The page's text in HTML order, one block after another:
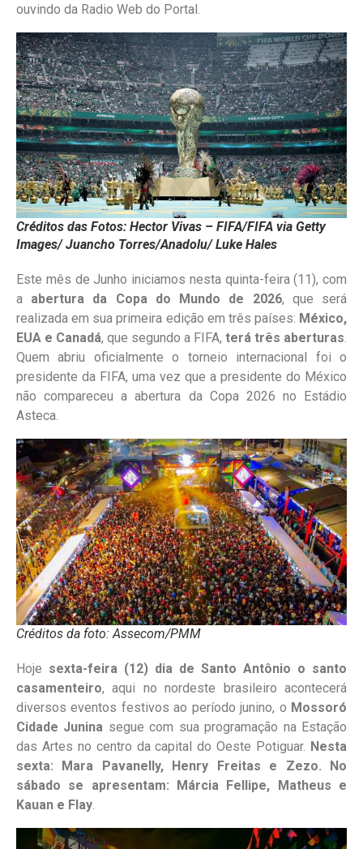
ouvindo da Radio Web do Portal.
Créditos das Fotos: Hector Vivas – FIFA/FIFA via Getty
Images/ Juancho Torres/Anadolu/ Luke Hales
Este mês de Junho iniciamos nesta quinta-feira (11), com
a abertura da Copa do Mundo de 2026, que será
realizada em sua primeira edição em três países: México,
EUA e Canadá, que segundo a FIFA, terá três aberturas.
Quem abriu oficialmente o torneio internacional foi o
presidente da FIFA, uma vez que a presidente do México
não compareceu a abertura da Copa 2026 no Estádio
Asteca.
Créditos da foto: Assecom/PMM
Hoje sexta-feira (12) dia de Santo Antônio o santo
casamenteiro, aqui no nordeste brasileiro acontecerá
diversos eventos festivos ao período junino, o Mossoró
Cidade Junina segue com sua programação na Estação
das Artes no centro da capital do Oeste Potiguar. Nesta
sexta: Mara Pavanelly, Henry Freitas e Zezo. No
sábado se apresentam: Márcia Fellipe, Matheus e
Kauan e Flay